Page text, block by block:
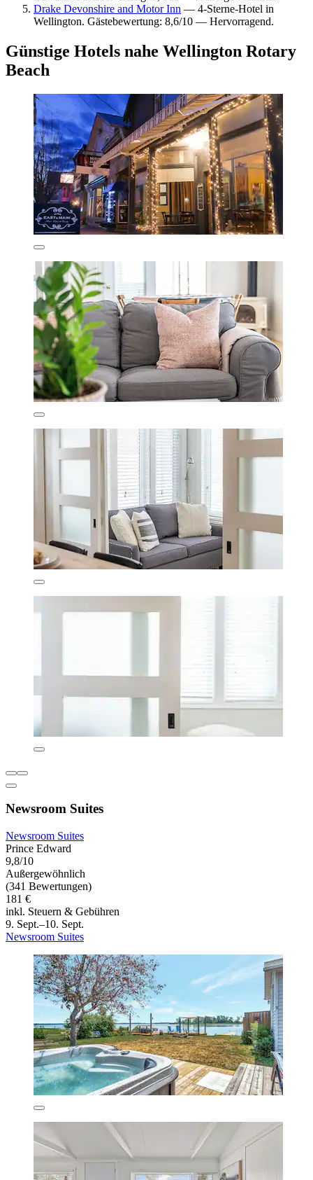
Drake Devonshire and Motor Inn — 4-Sterne-Hotel in
Wellington. Gästebewertung: 8,6/10 — Hervorragend.
Günstige Hotels nahe Wellington Rotary
Beach
Newsroom Suites
Newsroom Suites
Prince Edward
9,8/10
Außergewöhnlich
(341 Bewertungen)
181 €
inkl. Steuern & Gebühren
9. Sept.–10. Sept.
Newsroom Suites